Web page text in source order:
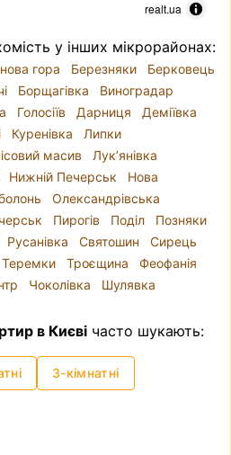
realt.ua
у інших мікрорайонах:
гора Березняки
Берковець
Борщагівка
Виноградар
Голосіїв Дарниця
Деміївка
Куренівка
Липки
масив
Лук’янівка
Нижній Печерськ
Нова
Олександрівська
Пирогів Поділ
Позняки
Русанівка Святошин
Сирець
Теремки Троєщина
Феофанія
Чоколівка Шулявка
в Києві часто шукають:
3-кімнатні